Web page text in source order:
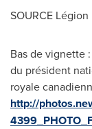
SOURCE
Bas de vignette
du président
royale
http://